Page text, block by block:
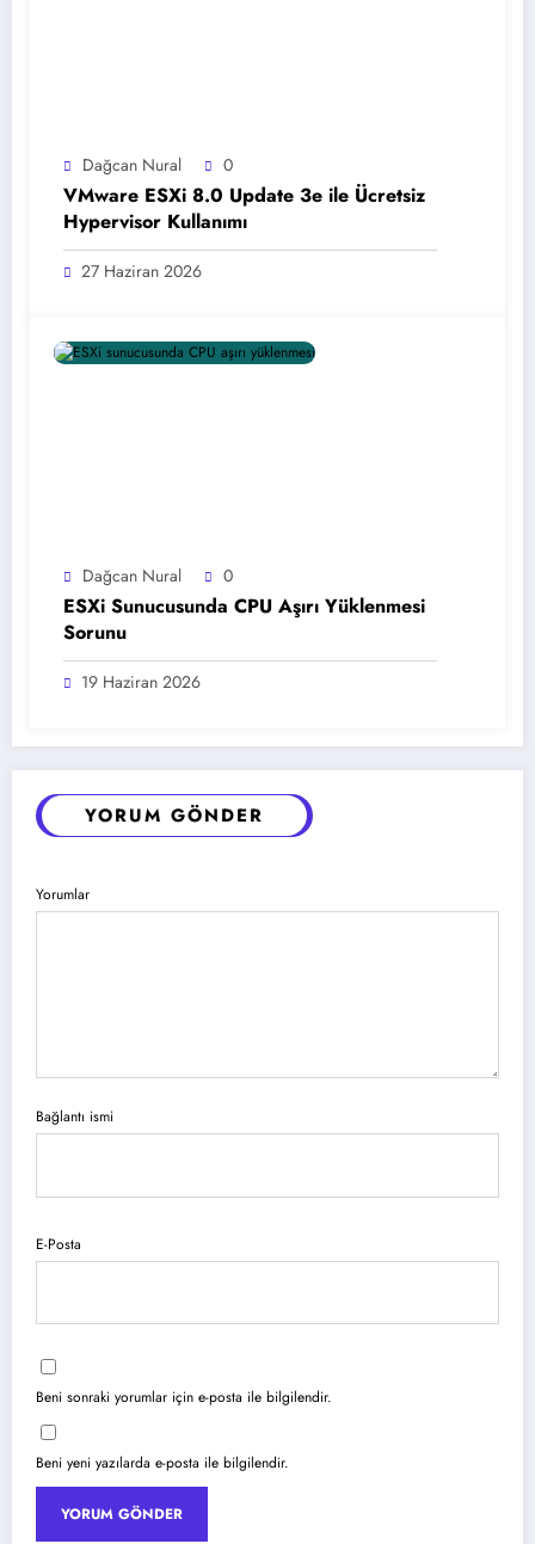
Dağcan Nural 0
VMware ESXi 8.0 Update 3e ile Ücretsiz
Hypervisor Kullanımı
27 Haziran 2026
Dağcan Nural 0
ESXi Sunucusunda CPU Aşırı Yüklenmesi
Sorunu
19 Haziran 2026
YORUM GÖNDER
Yorumlar
Bağlantı ismi
E-Posta
Beni sonraki yorumlar için e-posta ile bilgilendir.
Beni yeni yazılarda e-posta ile bilgilendir.